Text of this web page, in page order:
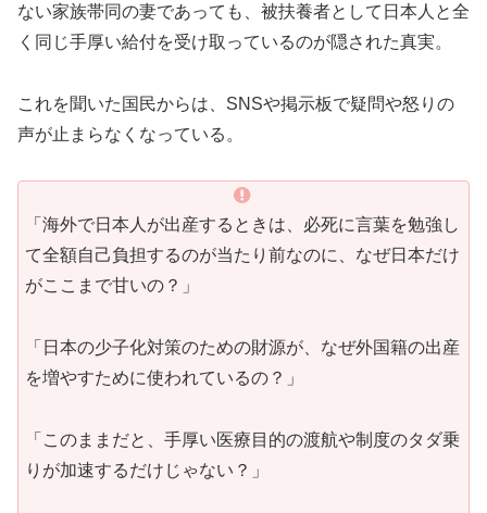
ない家族帯同の妻であっても、被扶養者として日本人と全
く同じ手厚い給付を受け取っているのが隠された真実。
これを聞いた国民からは、SNSや掲示板で疑問や怒りの
声が止まらなくなっている。
「海外で日本人が出産するときは、必死に言葉を勉強し
て全額自己負担するのが当たり前なのに、なぜ日本だけ
がここまで甘いの？」
「日本の少子化対策のための財源が、なぜ外国籍の出産
を増やすために使われているの？」
「このままだと、手厚い医療目的の渡航や制度のタダ乗
りが加速するだけじゃない？」